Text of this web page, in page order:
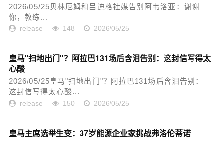
2026/05/25贝林厄姆和吕迪格社媒告别阿韦洛亚：谢谢
你，教练...
release 148 2026/05/25
皇马"扫地出门"？阿拉巴131场后含泪告别：这封信写得太
心酸
2026/05/25皇马"扫地出门"？阿拉巴131场后含泪告别：
这封信写得太心酸...
release 150 2026/05/25
皇马主席选举生变：37岁能源企业家挑战弗洛伦蒂诺